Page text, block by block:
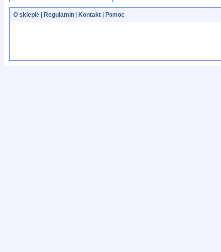
O sklepie Regulamin Kontakt Pomoc